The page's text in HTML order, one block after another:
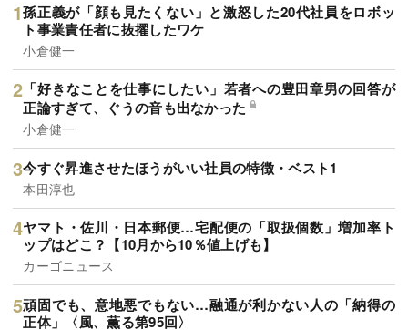
孫正義が「顔も見たくない」と激怒した20代社員をロボッ
ト事業責任者に抜擢したワケ
小倉健一
「好きなことを仕事にしたい」若者への豊田章男の回答が
正論すぎて、ぐうの音も出なかった
小倉健一
今すぐ昇進させたほうがいい社員の特徴・ベスト1
本田淳也
ヤマト・佐川・日本郵便…宅配便の「取扱個数」増加率ト
ップはどこ？【10月から10％値上げも】
カーゴニュース
頑固でも、意地悪でもない…融通が利かない人の「納得の
正体」〈風、薫る第95回〉